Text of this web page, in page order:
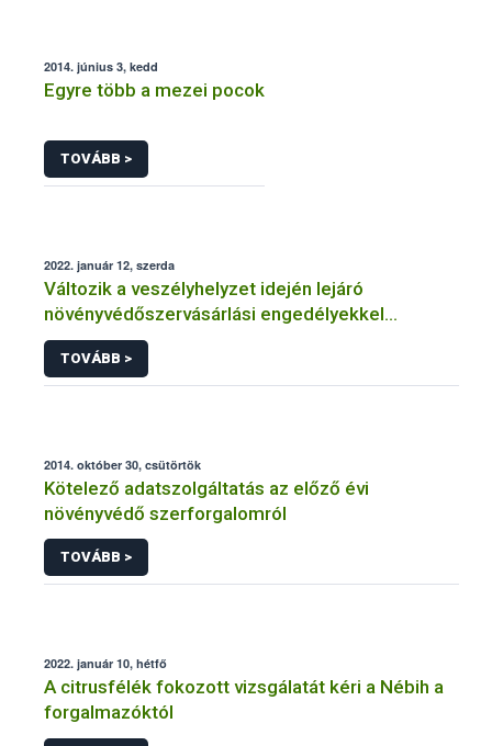
2014. június 3, kedd
Egyre több a mezei pocok
TOVÁBB >
2022. január 12, szerda
Változik a veszélyhelyzet idején lejáró
növényvédőszervásárlási engedélyekkel
kapcsolatos szabályozás
TOVÁBB >
2014. október 30, csütörtök
Kötelező adatszolgáltatás az előző évi
növényvédő szerforgalomról
TOVÁBB >
2022. január 10, hétfő
A citrusfélék fokozott vizsgálatát kéri a Nébih a
forgalmazóktól